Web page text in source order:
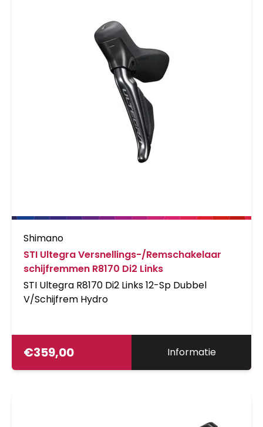
Shimano
STI Ultegra Versnellings-/Remschakelaar
schijfremmen R8170 Di2 Links
STI Ultegra R8170 Di2 Links 12-Sp Dubbel
V/Schijfrem Hydro
€359,00 Informatie